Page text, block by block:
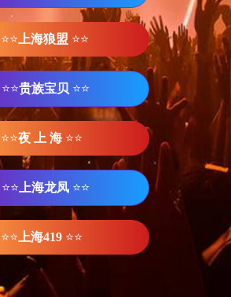
⭐⭐ 上海狼盟 ⭐⭐
⭐⭐贵族宝贝 ⭐⭐
⭐⭐夜 上 海 ⭐⭐
⭐⭐ 上海龙凤 ⭐⭐
⭐⭐ 上海419 ⭐⭐